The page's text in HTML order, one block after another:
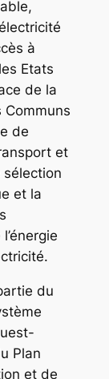
à
Etats
de la
Communs
de
et
sélection
et la
du
Plan
et de